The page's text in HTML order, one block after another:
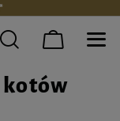
kotów